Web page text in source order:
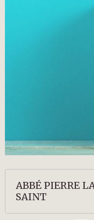
ABBÉ PIERRE
SAINT